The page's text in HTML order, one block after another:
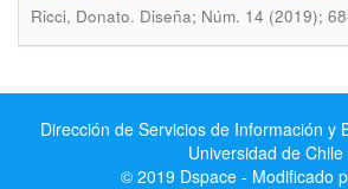
Ricci, Donato. Diseña; Núm. 14 (2019);
Dirección de Servicios de Información y
Universidad de Chile
© 2019 Dspace - Modificado